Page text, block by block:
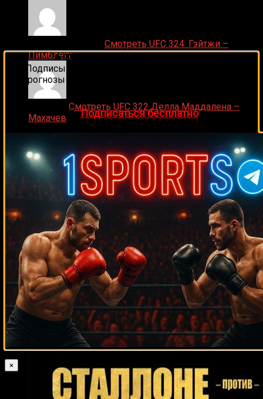
Смотреть UFC 324: Гэйтжи –
Пимблетт
Смотреть UFC 322 Делла Маддалена –
Махачев
Вячеслав Сенченко Дэвид Томпсон Эйб Саймон Карл Дэниелс
Рамон Феликс
Винченцо Белкастро Ларри Дэвис
Джеймс
Притчард
Кикo Мaртинeс Роландо Ромеро Октей Уркал Майк Акей
Расселл Частин
Вильфредо Варгас Андре Муниз Бенни
Бриско Крис Гутиеррес Мариуш Вах
Билли Бейли
Мигель Пена Ислам Омаров
Питер Манфредо младший
Леотис Мартин Кори Сандхаген Юки Сано Ленин Кастильо
Пунахили СорианоШон Портер Дэваррил
Уильямсон Сергей Хомицкий Эдриэн Бронер Иван Салазар Тим
АндерсонОливер МакКолл Луциф Хамани
Рокки Хуарес Одли Харрисон Артур Абрахам
Хосе
Лопес Джерри Купер Уоррен Уильямс Карлос Гонгора
Таурус Сайкс
Джексон Джуниор Дос Сантос
🔥 Хочешь зарабатывать на спорте?
Подписывайся на наш Telegram-канал
прогнозы на единоборства и другие виды спорта
👉Подписаться бесплатно
×